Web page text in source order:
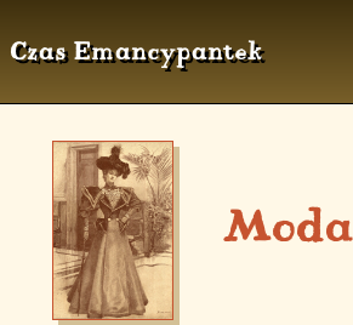
Czas Emancypantek
Moda